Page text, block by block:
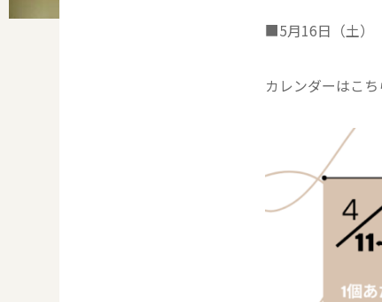
■5月16日（土）
カレンダーはこ